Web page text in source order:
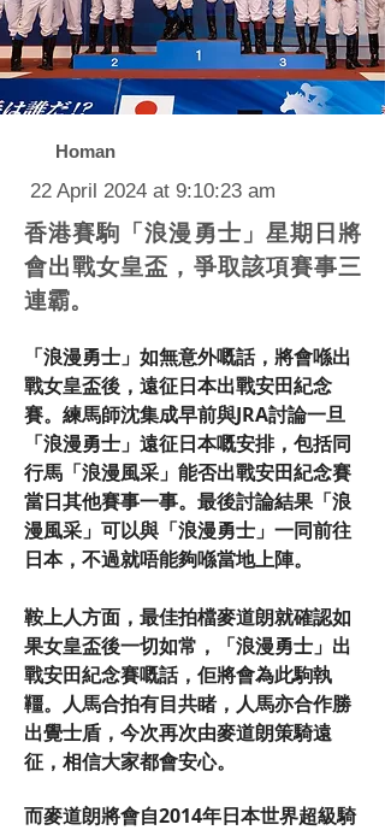
Homan
22 April 2024 at 9:10:23 am
香港賽駒「浪漫勇士」星期日將
會出戰女皇盃，爭取該項賽事三
連霸。
「浪漫勇士」如無意外嘅話，將會喺出
戰女皇盃後，遠征日本出戰安田紀念
賽。練馬師沈集成早前與JRA討論一旦
「浪漫勇士」遠征日本嘅安排，包括同
行馬「浪漫風采」能否出戰安田紀念賽
當日其他賽事一事。最後討論結果「浪
漫風采」可以與「浪漫勇士」一同前往
日本，不過就唔能夠喺當地上陣。
鞍上人方面，最佳拍檔麥道朗就確認如
果女皇盃後一切如常，「浪漫勇士」出
戰安田紀念賽嘅話，佢將會為此駒執
韁。人馬合拍有目共睹，人馬亦合作勝
出覺士盾，今次再次由麥道朗策騎遠
征，相信大家都會安心。
而麥道朗將會自2014年日本世界超級騎